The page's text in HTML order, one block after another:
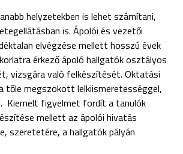
helyzetekben is lehet számítani,
is. Ápolói és vezetői
elvégzése mellett hosszú évek
érkező ápoló hallgatók osztályos
vizsgára való felkészítését. Oktatási
tőle megszokott lelkiismeretességgel,
Kiemelt figyelmet fordít a tanulók
mellett az ápolói hivatás
szeretetére, a hallgatók pályán